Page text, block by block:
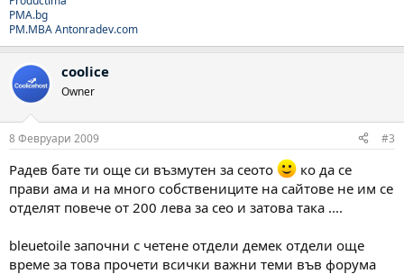
PMA.bg
PM.MBAAntonradev.com
coolice
Owner
8 Февруари 2009 #3
Радев бате ти още си възмутен за сеото
ко да се
прави ама и на много собствениците на сайтове не им се
отделят повече от 200 лева за сео и затова така ....
bleuetoile започни с четене отдели демек отдели още
време за това прочети всички важни теми във форума